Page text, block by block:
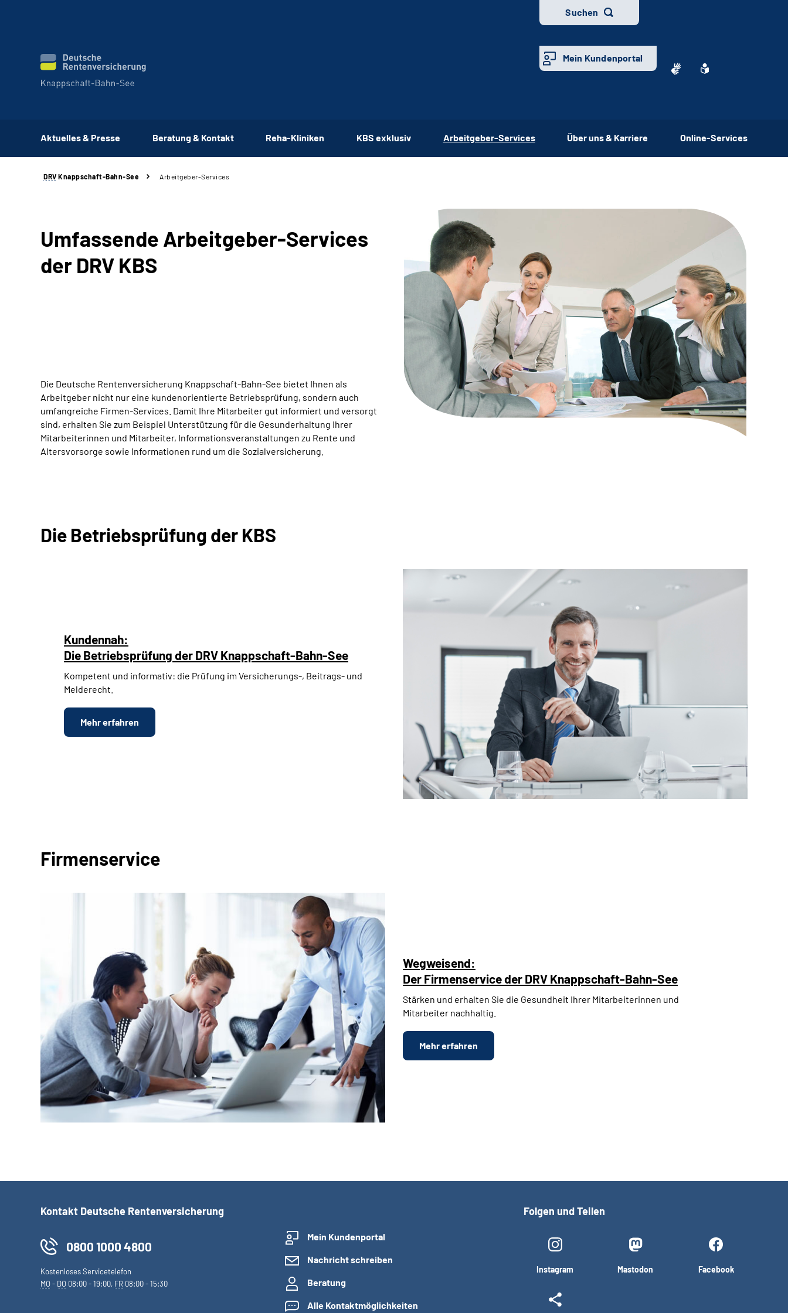
Suchen
Mein Kundenportal
Aktuelles & Presse Beratung & Kontakt Reha-Kliniken KBS exklusiv Arbeitgeber-Services Über uns & Karriere Online-Services
DRV Knappschaft-Bahn-See Arbeitgeber-Services
Umfassende Arbeitgeber-Services
der DRV KBS
Die Deutsche Rentenversicherung Knappschaft-Bahn-See bietet Ihnen als
Arbeitgeber nicht nur eine kundenorientierte Betriebsprüfung, sondern auch
umfangreiche Firmen-Services. Damit Ihre Mitarbeiter gut informiert und versorgt
sind, erhalten Sie zum Beispiel Unterstützung für die Gesunderhaltung Ihrer
Mitarbeiterinnen und Mitarbeiter, Informationsveranstaltungen zu Rente und
Altersvorsorge sowie Informationen rund um die Sozialversicherung.
Die Be­trieb­sprü­fung der KBS
Kundennah:
Die Be­trieb­sprü­fung der DRV Knappschaft-Bahn-See
Kompetent und informativ: die Prüfung im Versicherungs-, Beitrags- und
Melderecht.
Mehr erfahren
Firmenservice
Wegweisend:
Der Firmenservice der DRV Knappschaft-Bahn-See
Stärken und erhalten Sie die Gesundheit Ihrer Mitarbeiterinnen und
Mitarbeiter nachhaltig.
Mehr erfahren
Kontakt Deutsche Rentenversicherung
0800 1000 4800
Kostenloses Servicetelefon
MO- DO 08:00 - 19:00, FR 08:00 - 15:30
Mein Kundenportal
Nachricht schreiben
Beratung
Alle Kontaktmöglichkeiten
Folgen und Teilen
Instagram Mastodon Facebook